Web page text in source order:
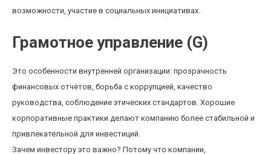
возможности, участие в социальных инициативах.
Грамотное управление (G)
Это особенности внутренней организации: прозрачность
финансовых отчётов, борьба с коррупцией, качество
руководства, соблюдение этических стандартов. Хорошие
корпоративные практики делают компанию более стабильной и
привлекательной для инвестиций.
Зачем инвестору это важно? Потому что компании,